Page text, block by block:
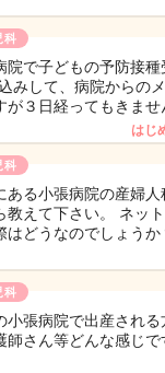
科
院で子どもの予防接
みして、病院からの
が３日経ってもきませ
はじ
科
ある小張病院の産婦
教えて下さい。 ネッ
はどうなのでしょうか
科
小張病院で出産され
師さん等どんな感じで